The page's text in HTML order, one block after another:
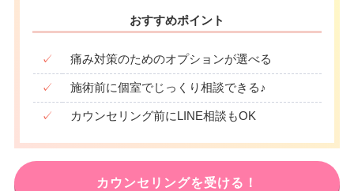
おすすめポイント
✓ 痛み対策のためのオプションが選べる
✓ 施術前に個室でじっくり相談できる♪
✓ カウンセリング前にLINE相談もOK
カウンセリングを受ける！